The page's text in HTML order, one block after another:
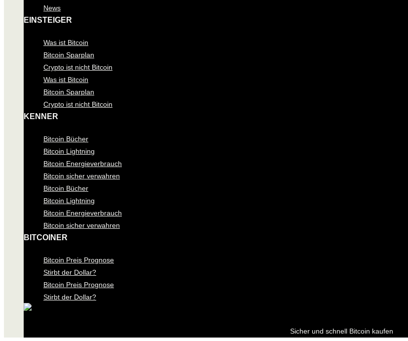
News
EINSTEIGER
Was ist Bitcoin
Bitcoin Sparplan
Crypto ist nicht Bitcoin
Was ist Bitcoin
Bitcoin Sparplan
Crypto ist nicht Bitcoin
KENNER
Bitcoin Bücher
Bitcoin Lightning
Bitcoin Energieverbrauch
Bitcoin sicher verwahren
Bitcoin Bücher
Bitcoin Lightning
Bitcoin Energieverbrauch
Bitcoin sicher verwahren
BITCOINER
Bitcoin Preis Prognose
Stirbt der Dollar?
Bitcoin Preis Prognose
Stirbt der Dollar?
Sicher und schnell Bitcoin kaufen